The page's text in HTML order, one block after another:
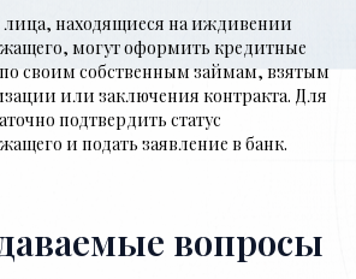
находящиеся на иждивении
могут оформить кредитные
своим собственным займам, взятым
или заключения контракта. Для
подтвердить статус
и подать заявление в банк.
вопросы